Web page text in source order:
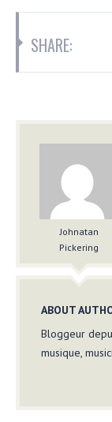
SHARE:
Johnatan
Pickering
ABOUT
Bloggeur
musique,